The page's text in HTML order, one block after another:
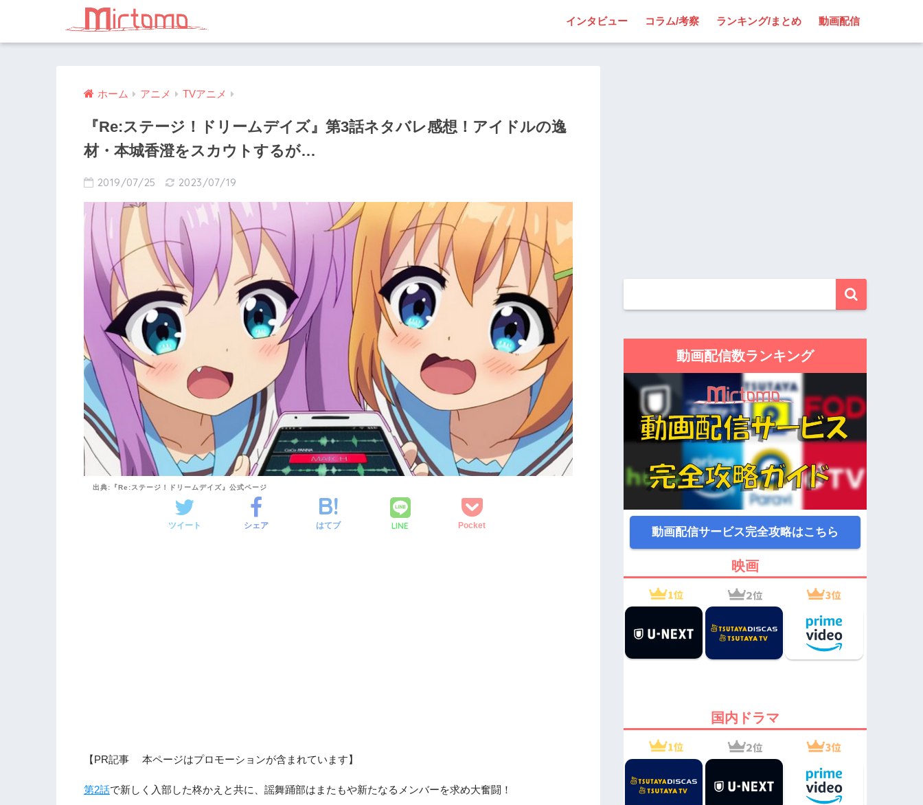
インタビュー コラム/考察 ランキング/まとめ 動画配信
ホーム アニメ TVアニメ
『Re:ステージ！ドリームデイズ』第3話ネタバレ感想！アイドルの逸
材・本城香澄をスカウトするが…
2019/07/25 2023/07/19
出典:『Re:ステージ！ドリームデイズ』公式ページ
ツイート シェア はてブ LINE Pocket
【PR記事 本ページはプロモーションが含まれています】
第2話で新しく入部した柊かえと共に、謡舞踊部はまたもや新たなるメンバーを求め大奮闘！
動画配信数ランキング
動画配信サービス完全攻略はこちら
映画
国内ドラマ